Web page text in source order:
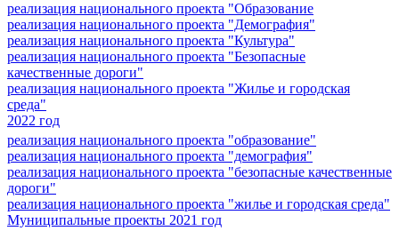
реализация национального проекта "Образование
реализация национального проекта "Демография"
реализация национального проекта "Культура"
реализация национального проекта "Безопасные
качественные дороги"
реализация национального проекта "Жилье и городская
среда"
2022 год
реализация национального проекта "образование"
реализация национального проекта "демография"
реализация национального проекта "безопасные качественные
дороги"
реализация национального проекта "жилье и городская среда"
Муниципальные проекты 2021 год